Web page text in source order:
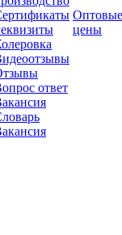
ответ
Оптовые
цены